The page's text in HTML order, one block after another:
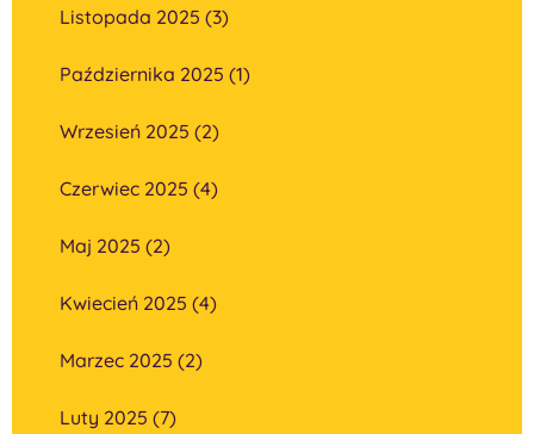
Listopada 2025 (3)
Października 2025 (1)
Wrzesień 2025 (2)
Czerwiec 2025 (4)
Maj 2025 (2)
Kwiecień 2025 (4)
Marzec 2025 (2)
Luty 2025 (7)